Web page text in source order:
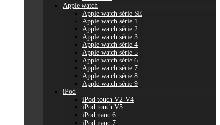
Apple watch
Apple watch série SE
Apple watch série 1
Apple watch série 2
Apple watch série 3
Apple watch série 4
Apple watch série 5
Apple watch série 6
Apple watch série 7
Apple watch série 8
Apple watch série 9
iPod
iPod touch V2-V4
iPod touch V5
iPod nano 6
iPod nano 7